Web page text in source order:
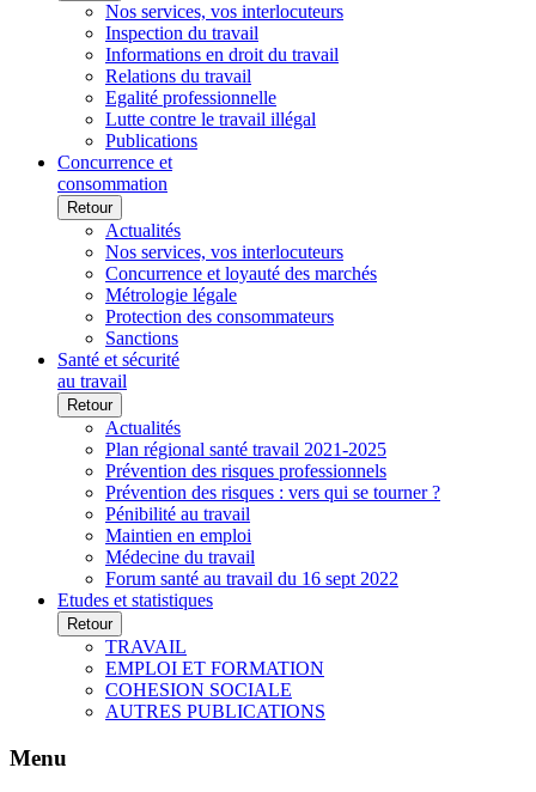
Nos services, vos interlocuteurs
Inspection du travail
Informations en droit du travail
Relations du travail
Egalité professionnelle
Lutte contre le travail illégal
Publications
Concurrence et
consommation
Retour
Actualités
Nos services, vos interlocuteurs
Concurrence et loyauté des marchés
Métrologie légale
Protection des consommateurs
Sanctions
Santé et sécurité
au travail
Retour
Actualités
Plan régional santé travail 2021-2025
Prévention des risques professionnels
Prévention des risques : vers qui se tourner ?
Pénibilité au travail
Maintien en emploi
Médecine du travail
Forum santé au travail du 16 sept 2022
Etudes et statistiques
Retour
TRAVAIL
EMPLOI ET FORMATION
COHESION SOCIALE
AUTRES PUBLICATIONS
Menu